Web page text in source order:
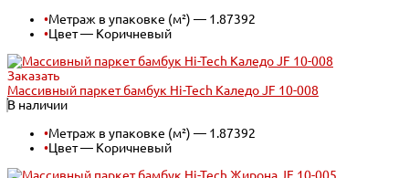
•Метраж в упаковке (м²) — 1.87392
•Цвет — Коричневый
Заказать
Массивный паркет бамбук Hi-Tech Каледо JF 10-008
В наличии
•Метраж в упаковке (м²) — 1.87392
•Цвет — Коричневый